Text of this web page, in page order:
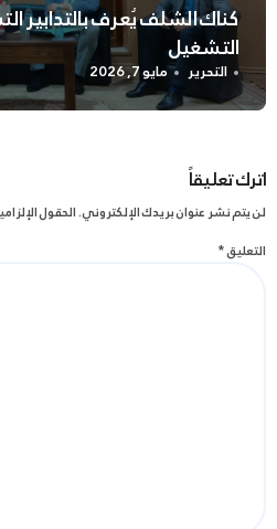
كناك الشلف يُعرف بالتدابير
التشغيل
التحرير مايو 7, 2026
اترك تعليقاً
لن يتم نشر عنوان بريدك الإلكتروني.الحقول
التعليق*